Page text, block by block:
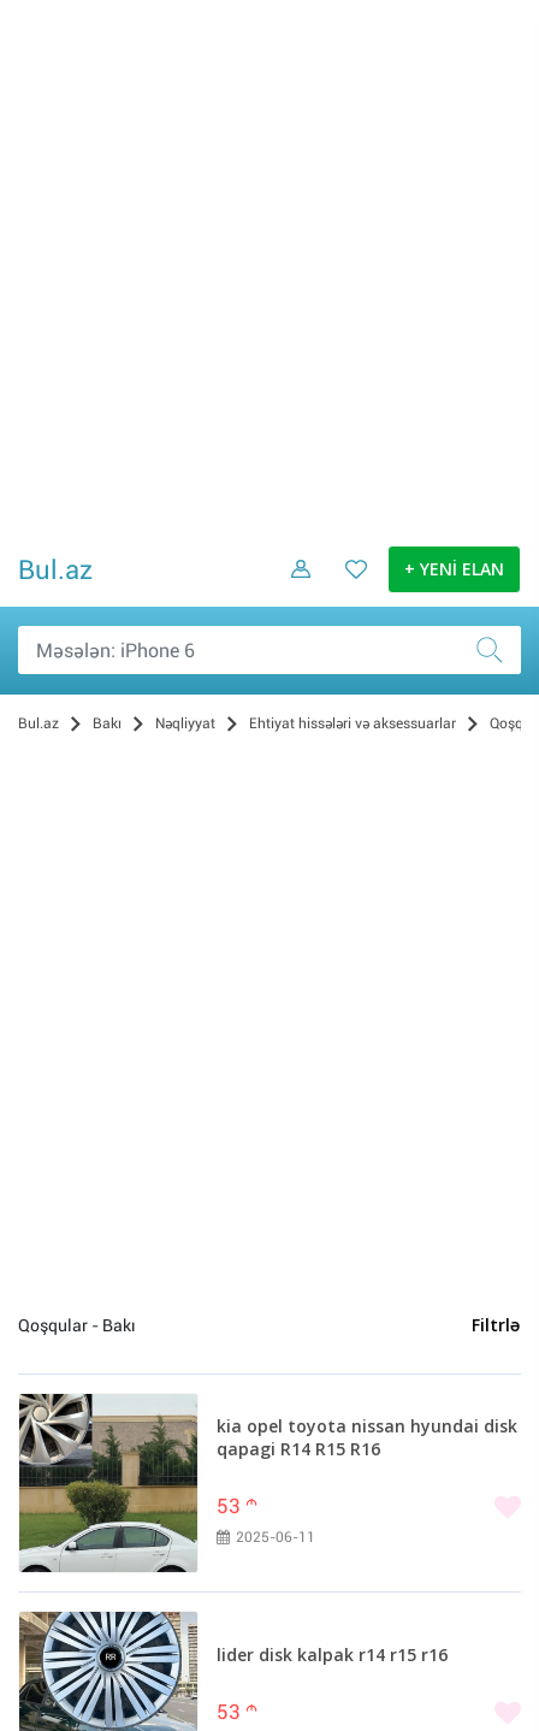
Bul.az + YENİ ELAN
Bul.az Bakı Nəqliyyat Ehtiyat hissələri və aksessuarlar
Qoşqular - Bakı Filtrlə
kia opel toyota nissan hyundai disk
qapagi R14 R15 R16
53 m
2025-06-11
lider disk kalpak r14 r15 r16
53 m